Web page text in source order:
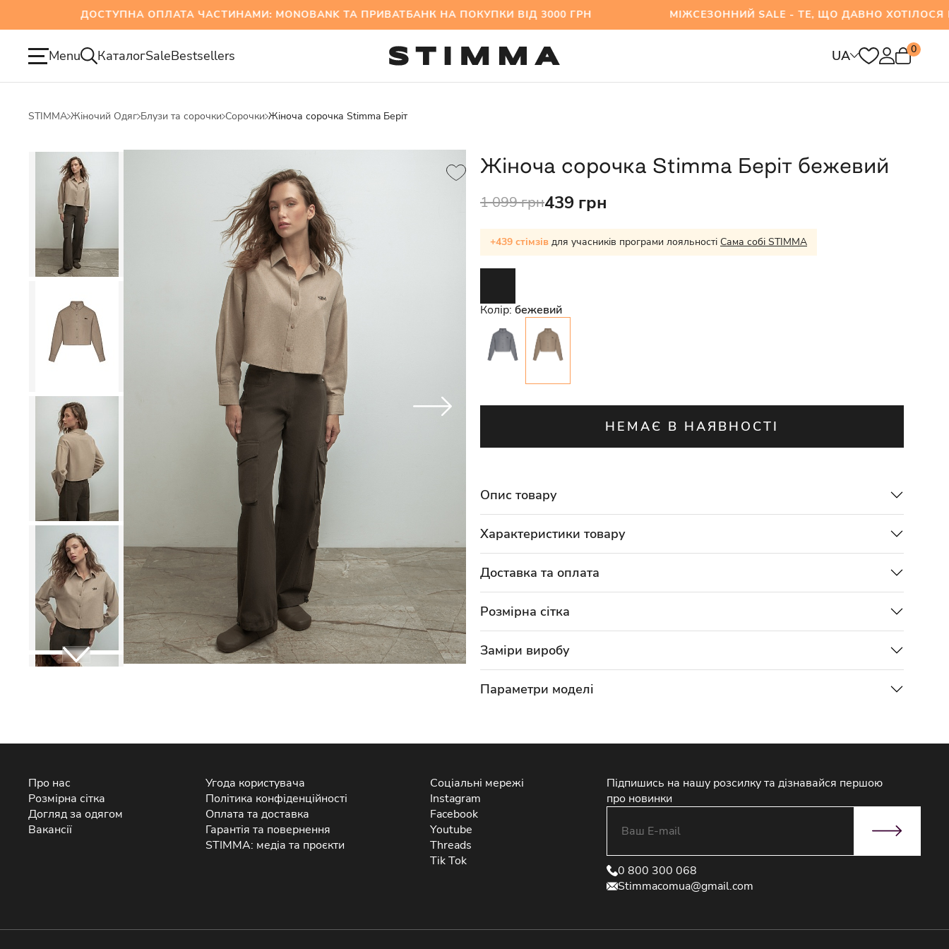
ДОСТУПНА ОПЛАТА ЧАСТИНАМИ: MONOBANK ТА ПРИВАТБАНК НА ПОКУПКИ ВІД 3000 ГРН МІЖСЕЗОННИЙ SALE - ТЕ, ЩО ДАВНО ХОТІЛОСЯ
Menu КаталогSaleBestsellers UA 0
STIMMA Жіночий Одяг Блузи та сорочки Сорочки Жіноча сорочка Stimma Беріт
Жіноча сорочка Stimma Беріт бежевий
1 099 грн439 грн
+439 стімзів для учасників програми лояльності Сама собі STIMMA
Колір: бежевий
НЕМАЄ В НАЯВНОСТІ
Опис товару
Характеристики товару
Доставка та оплата
Розмірна сітка
Заміри виробу
Параметри моделі
Про нас
Розмірна сітка
Догляд за одягом
Вакансії
Угода користувача
Політика конфіденційності
Оплата та доставка
Гарантія та повернення
STIMMA: медіа та проєкти
Соціальні мережі
Instagram
Facebook
Youtube
Threads
Tik Tok
Підпишись на нашу розсилку та дізнавайся першою
про новинки
0 800 300 068
Stimmacomua@gmail.com